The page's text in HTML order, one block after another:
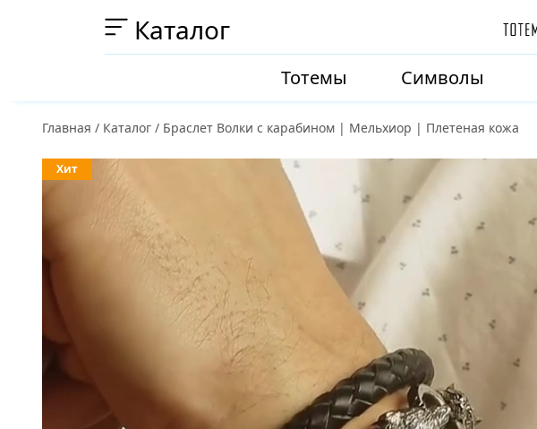
Каталог
Тотемы Символы
Главная / Каталог / Браслет Волки с карабином | Мельхиор | Плетеная кожа
Хит